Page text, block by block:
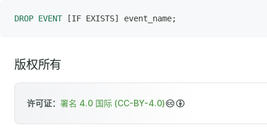
DROP EVENT [IF EXISTS] event_name;
版权所有
许可证： 署名 4.0 国际 (CC-BY-4.0)